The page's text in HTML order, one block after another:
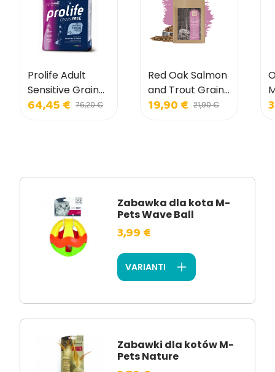
Prolife Adult
Sensitive Grain
Free Sole and
64,45 € 76,20 €
Red Oak Salmon
and Trout Grain
Free dla małych
19,90 € 21,90 €
Zabawka dla kota M-
Pets Wave Ball
3,99 €
VARIANTI
Zabawki dla kotów M-
Pets Nature